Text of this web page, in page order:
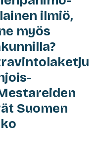
ilmiö,
myös
Suomen